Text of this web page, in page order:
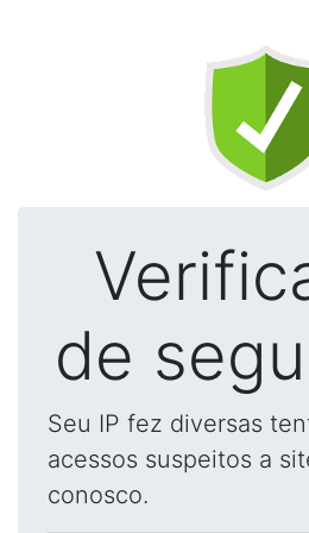
de
Seu IP fez diversas
acessos suspeitos a
conosco.